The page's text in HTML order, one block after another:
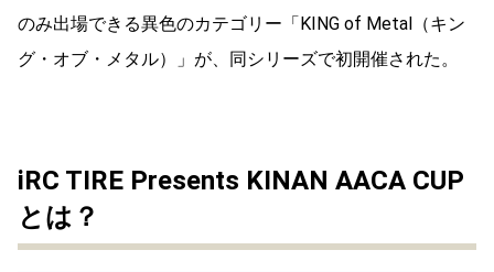
のみ出場できる異色のカテゴリー「KING of Metal（キン
グ・オブ・メタル）」が、同シリーズで初開催された。
iRC TIRE Presents KINAN AACA CUP
とは？